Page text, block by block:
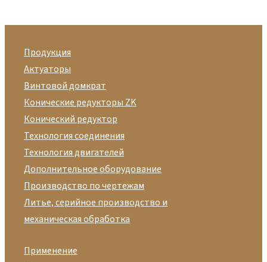
Продукция
Актуаторы
Винтовой домкрат
Конические редукторы ZK
Конический редуктор
Технология соединения
Технология двигателей
Дополнительное оборудование
Производство по чертежам
Литье, серийное производство и
механическая обработка
Применение